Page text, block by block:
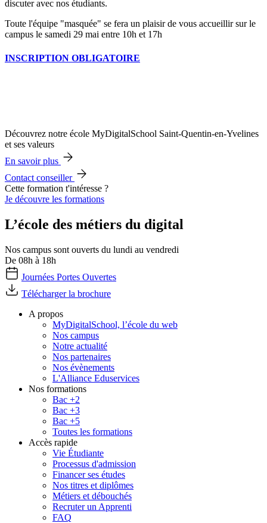
discuter avec nos étudiants.
Toute l'équipe "masquée" se fera un plaisir de vous accueillir sur le
campus le samedi 29 mai entre 10h et 17h
INSCRIPTION OBLIGATOIRE
Découvrez notre école MyDigitalSchool Saint-Quentin-en-Yvelines
et ses valeurs
En savoir plus
Contact conseiller
Cette formation t'intéresse ?
Je découvre les formations
L’école des métiers du digital
Nos campus sont ouverts du lundi au vendredi
De 08h à 18h
Journées Portes Ouvertes
Télécharger la brochure
A propos
MyDigitalSchool, l’école du web
Nos campus
Notre actualité
Nos partenaires
Nos évènements
L'Alliance Eduservices
Nos formations
Bac +2
Bac +3
Bac +5
Toutes les formations
Accès rapide
Vie Étudiante
Processus d'admission
Financer ses études
Nos titres et diplômes
Métiers et débouchés
Recruter un Apprenti
FAQ